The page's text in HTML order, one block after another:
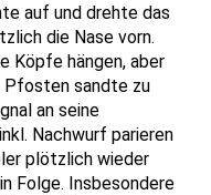
auf und drehte das
die Nase vorn.
Köpfe hängen, aber
Pfosten sandte zu
an seine
Nachwurf parieren
plötzlich wieder
Folge. Insbesondere